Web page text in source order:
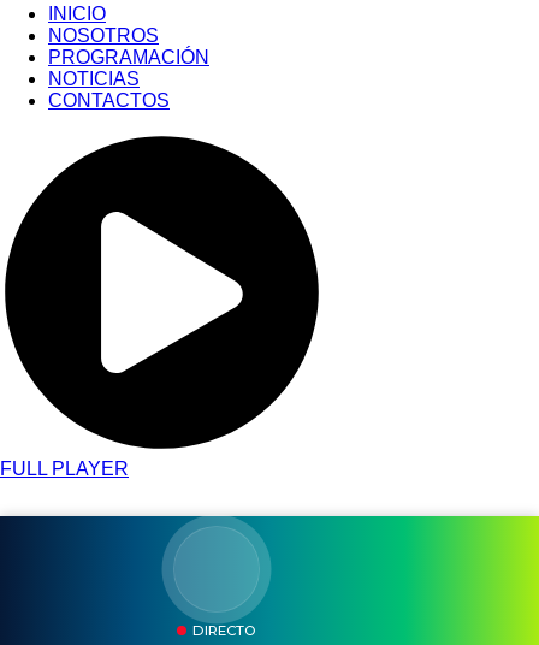
INICIO
NOSOTROS
PROGRAMACIÓN
NOTICIAS
CONTACTOS
FULL PLAYER
DIRECTO